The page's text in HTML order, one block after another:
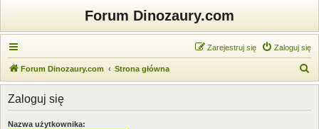
Forum Dinozaury.com
Zaloguj się
Zarejestruj się
Forum Dinozaury.com Strona główna
z
Zaloguj się
Nazwa użytkownika: